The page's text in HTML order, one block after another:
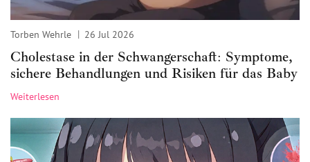
Torben Wehrle 26 Jul 2026
Cholestase in der Schwangerschaft: Symptome,
sichere Behandlungen und Risiken für das Baby
Weiterlesen